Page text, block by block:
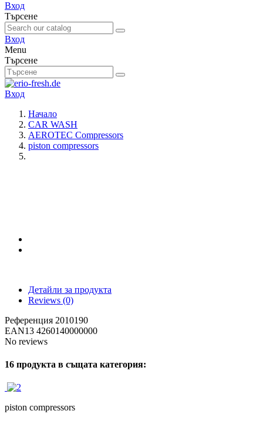
Вход
Търсене
Вход
Menu
Търсене
Вход
Начало
CAR WASH
AEROTEC Compressors
piston compressors
Детайли за продукта
Reviews (0)
Референция 2010190
EAN13 4260140000000
No reviews
16 продукта в същата категория:
piston compressors